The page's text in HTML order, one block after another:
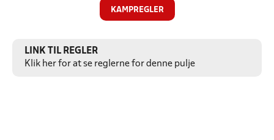
KAMPREGLER
LINK TIL REGLER
Klik her for at se reglerne for denne pulje